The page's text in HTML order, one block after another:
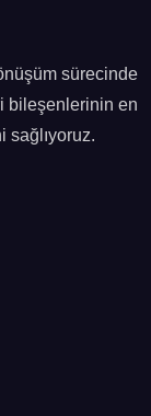
sürecinde
bileşenlerinin en
sağlıyoruz.